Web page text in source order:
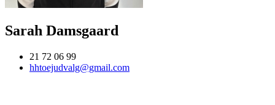
Sarah Damsgaard
21 72 06 99
hhtoejudvalg@gmail.com